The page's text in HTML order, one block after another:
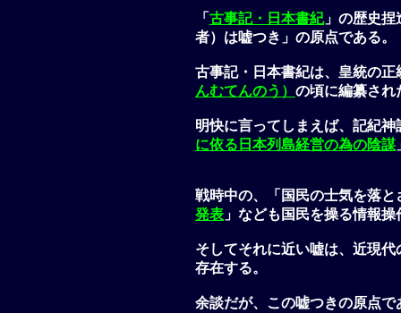
「 古事記・日本書紀」の歴史捏
者）は嘘つき」の原点である。
古事記・日本書紀は、皇統の
んむてんのう） の頃に編纂され
明快に言ってしまえば、記紀
に依る日本列島経営の為の陰謀
戦時中の、「国民の士気を落
発表 」なども国民を操る情報
そしてそれに近い嘘は、近現
存在する。
余談だが、この嘘つきの原点